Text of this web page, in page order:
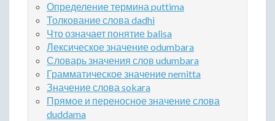
Определение термина puttima
Толкование слова dadhi
Что означает понятие balisa
Лексическое значение odumbara
Словарь значения слов udumbara
Грамматическое значение nemitta
Значение слова sokara
Прямое и переносное значение слова
duddama